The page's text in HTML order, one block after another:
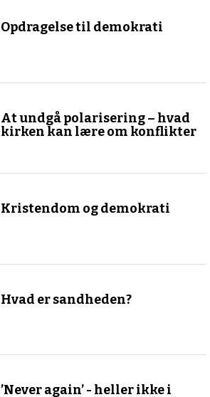
Opdragelse til demokrati
At undgå polarisering – hvad
kirken kan lære om konflikter
Kristendom og demokrati
Hvad er sandheden?
’Never again’ - heller ikke i